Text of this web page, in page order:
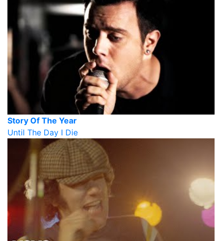
Story Of The Year
Until The Day I Die